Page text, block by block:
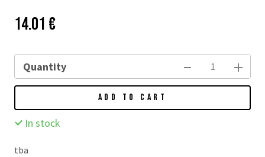
Price:
14.01 €
Quantity
ADD TO CART
In stock
tba